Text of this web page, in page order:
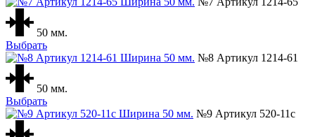
50 мм.
Выбрать
№8 Артикул 1214-61
50 мм.
Выбрать
№9 Артикул 520-11с